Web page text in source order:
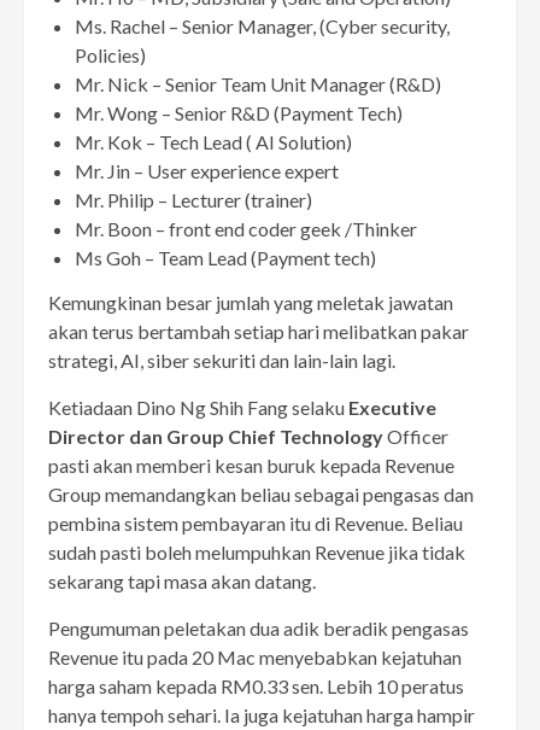
Ms. Rachel – Senior Manager, (Cyber security,
Policies)
Mr. Nick – Senior Team Unit Manager (R&D)
Mr. Wong – Senior R&D (Payment Tech)
Mr. Kok – Tech Lead ( AI Solution)
Mr. Jin – User experience expert
Mr. Philip – Lecturer (trainer)
Mr. Boon – front end coder geek /Thinker
Ms Goh – Team Lead (Payment tech)
Kemungkinan besar jumlah yang meletak jawatan
akan terus bertambah setiap hari melibatkan pakar
strategi, AI, siber sekuriti dan lain-lain lagi.
Ketiadaan Dino Ng Shih Fang selaku Executive
Director dan Group Chief TechnologyOfficer
pasti akan memberi kesan buruk kepada Revenue
Group memandangkan beliau sebagai pengasas dan
pembina sistem pembayaran itu di Revenue. Beliau
sudah pasti boleh melumpuhkan Revenue jika tidak
sekarang tapi masa akan datang.
Pengumuman peletakan dua adik beradik pengasas
Revenue itu pada 20 Mac menyebabkan kejatuhan
harga saham kepada RM0.33 sen. Lebih 10 peratus
hanya tempoh sehari. Ia juga kejatuhan harga hampir